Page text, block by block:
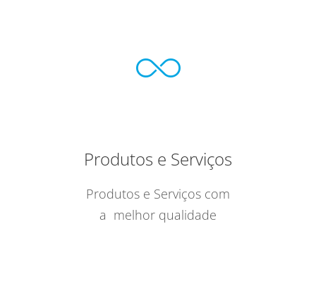
Produtos e Serviços
Produtos e Serviços com
a melhor qualidade